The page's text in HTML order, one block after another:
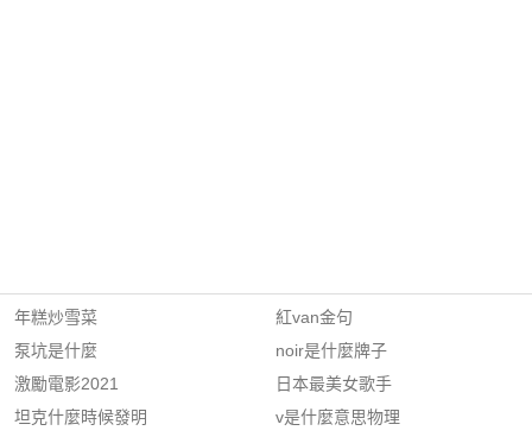
年糕炒雪菜
泵坑是什麼
激勵電影2021
坦克什麼時候發明
紅van金句
noir是什麼牌子
日本最美女歌手
v是什麼意思物理